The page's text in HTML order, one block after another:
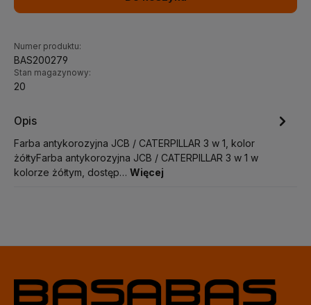
Numer produktu:
BAS200279
Stan magazynowy:
20
Opis
Farba antykorozyjna JCB / CATERPILLAR 3 w 1, kolor
żółtyFarba antykorozyjna JCB / CATERPILLAR 3 w 1 w
kolorze żółtym, dostęp… Więcej